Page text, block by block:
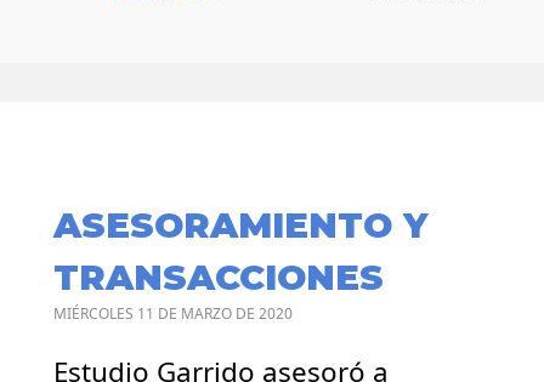
ASESORAMIENTO Y
TRANSACCIONES
MIÉRCOLES 11 DE MARZO DE 2020
Estudio Garrido asesoró a